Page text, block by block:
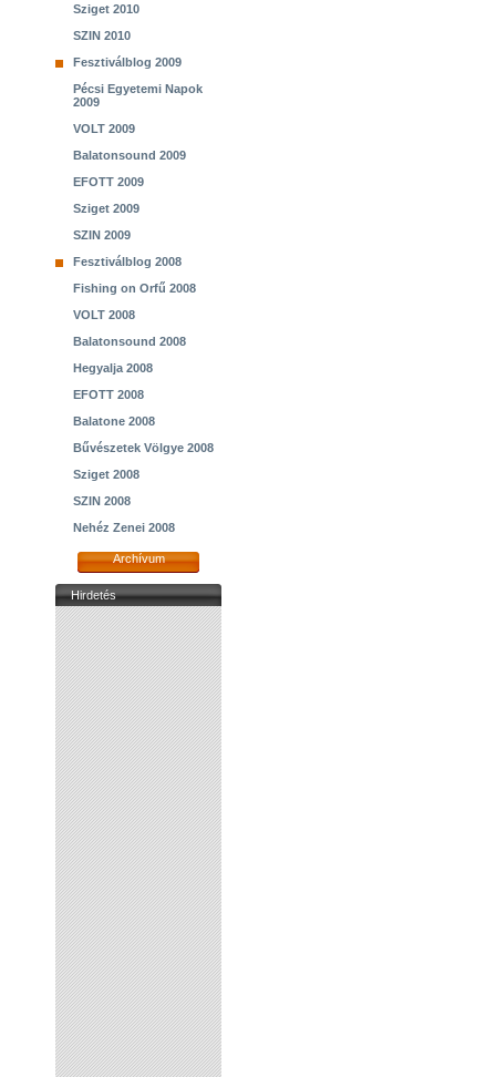
Sziget 2010
SZIN 2010
Fesztiválblog 2009
Pécsi Egyetemi Napok
2009
VOLT 2009
Balatonsound 2009
EFOTT 2009
Sziget 2009
SZIN 2009
Fesztiválblog 2008
Fishing on Orfű 2008
VOLT 2008
Balatonsound 2008
Hegyalja 2008
EFOTT 2008
Balatone 2008
Bűvészetek Völgye 2008
Sziget 2008
SZIN 2008
Nehéz Zenei 2008
Archívum
Hirdetés